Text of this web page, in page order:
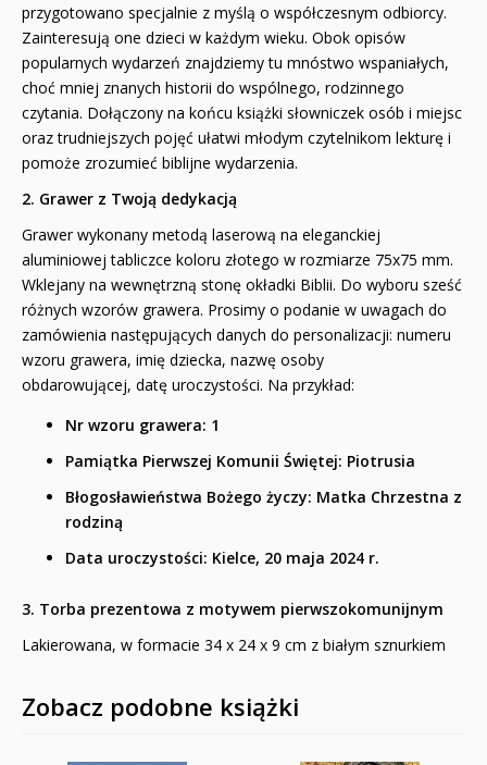
przygotowano specjalnie z myślą o współczesnym odbiorcy.
Zainteresują one dzieci w każdym wieku. Obok opisów
popularnych wydarzeń znajdziemy tu mnóstwo wspaniałych,
choć mniej znanych historii do wspólnego, rodzinnego
czytania. Dołączony na końcu książki słowniczek osób i miejsc
oraz trudniejszych pojęć ułatwi młodym czytelnikom lekturę i
pomoże zrozumieć biblijne wydarzenia.
2. Grawer z Twoją dedykacją
Grawer wykonany metodą laserową na eleganckiej
aluminiowej tabliczce koloru złotego w rozmiarze 75x75 mm.
Wklejany na wewnętrzną stonę okładki Biblii. Do wyboru sześć
różnych wzorów grawera. Prosimy o podanie w uwagach do
zamówienia następujących danych do personalizacji: numeru
wzoru grawera, imię dziecka, nazwę osoby
obdarowującej, datę uroczystości. Na przykład:
Nr wzoru grawera: 1
Pamiątka Pierwszej Komunii Świętej: Piotrusia
Błogosławieństwa Bożego życzy: Matka Chrzestna z
rodziną
Data uroczystości: Kielce, 20 maja 2024 r.
3. Torba prezentowa z motywem pierwszokomunijnym
Lakierowana, w formacie 34 x 24 x 9 cm z białym sznurkiem
Zobacz podobne książki